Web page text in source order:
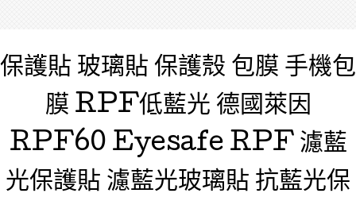
保護貼 玻璃貼 保護殼 包膜 手機包
膜 RPF低藍光 德國萊因
RPF60 Eyesafe RPF 濾藍
光保護貼 濾藍光玻璃貼 抗藍光保